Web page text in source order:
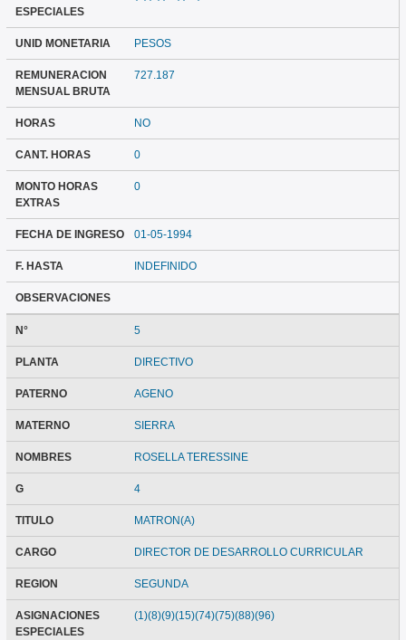
ESPECIALES
UNID MONETARIA PESOS
REMUNERACION
MENSUAL BRUTA
727.187
HORAS NO
CANT. HORAS 0
MONTO HORAS
EXTRAS
0
FECHA DE INGRESO 01-05-1994
F. HASTA INDEFINIDO
OBSERVACIONES
N° 5
PLANTA DIRECTIVO
PATERNO AGENO
MATERNO SIERRA
NOMBRES ROSELLA TERESSINE
G 4
TITULO MATRON(A)
CARGO DIRECTOR DE DESARROLLO CURRICULAR
REGION SEGUNDA
ASIGNACIONES
ESPECIALES
(1)(8)(9)(15)(74)(75)(88)(96)